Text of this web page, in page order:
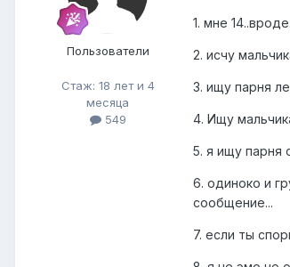
Пользователи
Стаж: 18 лет и 4
месяца
549
1. мне
2. исчу
3. ищу парня
4. Ищу
5. я ищу парня
6. одиноко и
сообщение...
7. если ты